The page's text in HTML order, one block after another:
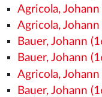
Agricola,
Agricola,
Bauer, Johann
Bauer, Johann
Agricola,
Bauer, Johann